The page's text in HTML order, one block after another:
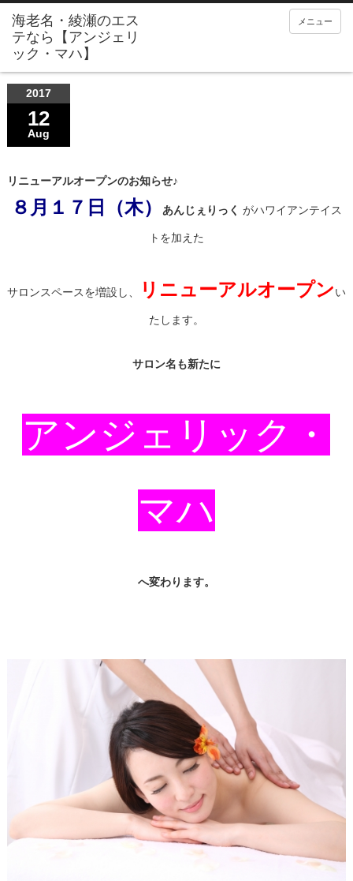
メニュー
2017
12
Aug
リニューアルオープンのお知らせ♪
８月１７日（木） あんじぇりっく がハワイアンテイス
トを加えた
サロンスペースを増設し、 リニューアルオープンい
たします。
サロン名も新たに
アンジェリック・
マハ
へ変わります。